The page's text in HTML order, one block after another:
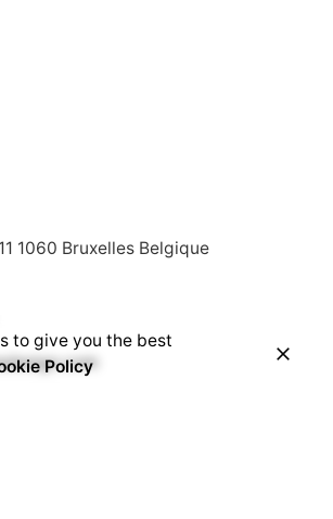
1060 Bruxelles Belgique
to give you the best
Policy